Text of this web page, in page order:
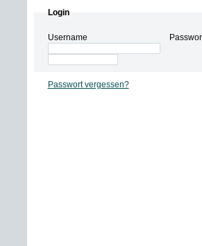
Login
Username
Passwort vergessen?